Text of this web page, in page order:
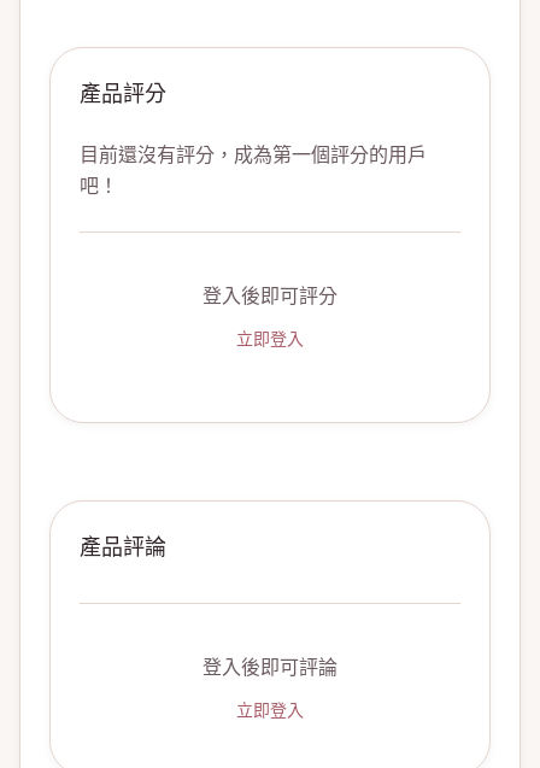
產品評分
目前還沒有評分，成為第一個評分的用戶
吧！
登入後即可評分
立即登入
產品評論
登入後即可評論
立即登入